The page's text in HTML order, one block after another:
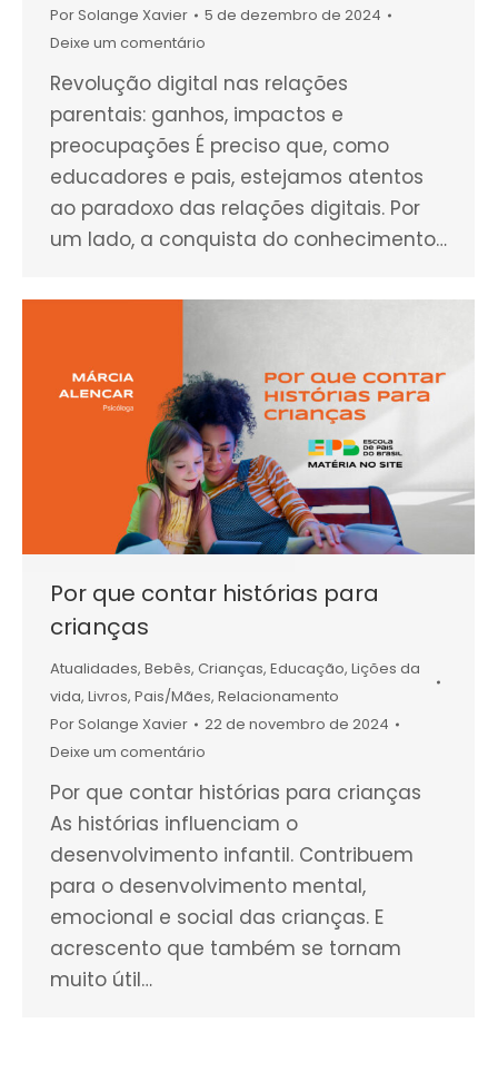
PorSolange Xavier
5 de dezembro de 2024
Deixe um comentário
Revolução digital nas relações
parentais: ganhos, impactos e
preocupações É preciso que, como
educadores e pais, estejamos atentos
ao paradoxo das relações digitais. Por
um lado, a conquista do conhecimento…
Por que contar histórias para
crianças
Atualidades, Bebês, Crianças, Educação, Lições da
vida, Livros, Pais/Mães, Relacionamento
PorSolange Xavier
22 de novembro de 2024
Deixe um comentário
Por que contar histórias para crianças
As histórias influenciam o
desenvolvimento infantil. Contribuem
para o desenvolvimento mental,
emocional e social das crianças. E
acrescento que também se tornam
muito útil…